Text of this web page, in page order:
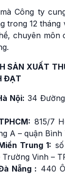
Công ty
trong 12
chuyên môn
SẢN XUẤT
ĐẠT
Nội: 34
815/7
A – quận Bình
Trung 1:
Vinh –
Nẵng : 440